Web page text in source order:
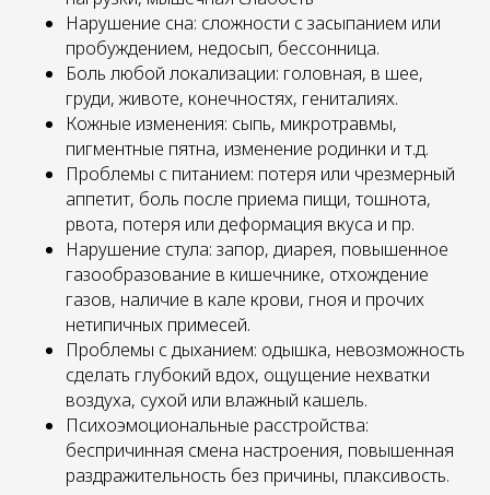
Нарушение сна: сложности с засыпанием или
пробуждением, недосып, бессонница.
Боль любой локализации: головная, в шее,
груди, животе, конечностях, гениталиях.
Кожные изменения: сыпь, микротравмы,
пигментные пятна, изменение родинки и т.д.
Проблемы с питанием: потеря или чрезмерный
аппетит, боль после приема пищи, тошнота,
рвота, потеря или деформация вкуса и пр.
Нарушение стула: запор, диарея, повышенное
газообразование в кишечнике, отхождение
газов, наличие в кале крови, гноя и прочих
нетипичных примесей.
Проблемы с дыханием: одышка, невозможность
сделать глубокий вдох, ощущение нехватки
воздуха, сухой или влажный кашель.
Психоэмоциональные расстройства:
беспричинная смена настроения, повышенная
раздражительность без причины, плаксивость.